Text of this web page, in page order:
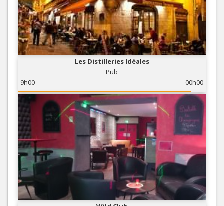
Les Distilleries Idéales
Pub
9h00
00h00